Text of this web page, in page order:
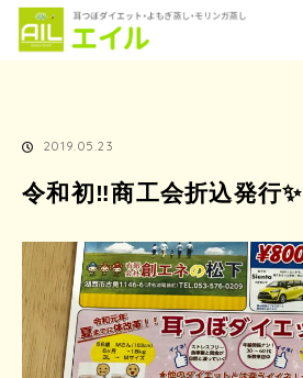
ホーム
TOPICS
令和初‼️商工会折込発行✨
2019.05.23
令和初‼️商工会折込発行✨